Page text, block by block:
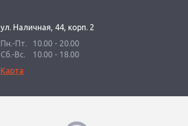
ул. Наличная, 44, корп. 2
Пн.-Пт.
10.00 - 20.00
Сб.-Вс.
10.00 - 18.00
Карта